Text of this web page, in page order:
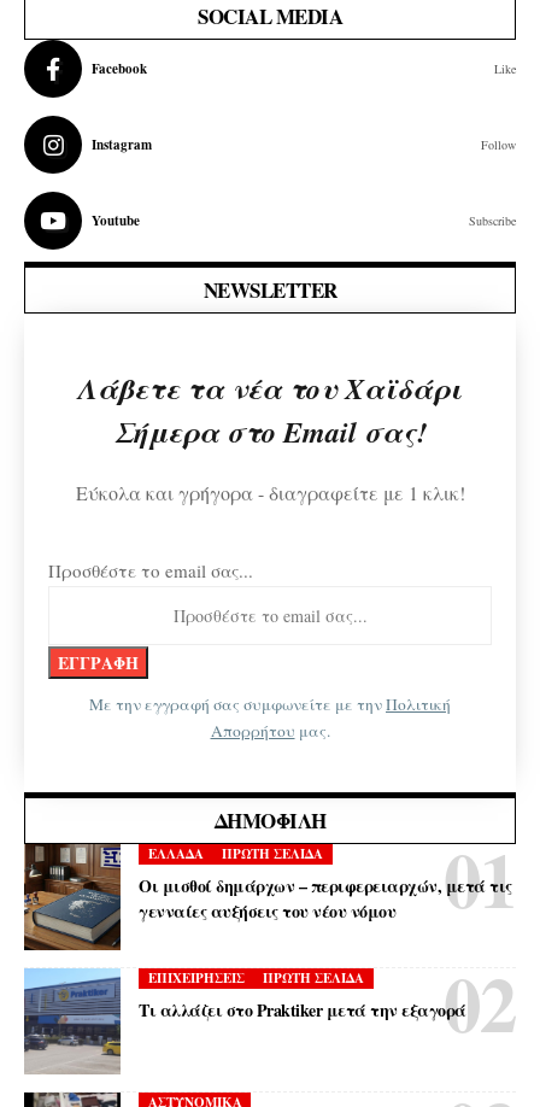
SOCIAL MEDIA
Facebook Like
Instagram Follow
Youtube Subscribe
NEWSLETTER
Λάβετε τα νέα του Χαϊδάρι
Σήμερα στο Email σας!
Εύκολα και γρήγορα - διαγραφείτε με 1 κλικ!
Προσθέστε το email σας...
Με την εγγραφή σας συμφωνείτε με τηνΠολιτική
Απορρήτου μας.
ΔΗΜΟΦΙΛΉ
ΕΛΛΑΔΑ ΠΡΩΤΗ ΣΕΛΙΔΑ
Οι μισθοί δημάρχων – περιφερειαρχών, μετά τις
γενναίες αυξήσεις του νέου νόμου
ΕΠΙΧΕΙΡΗΣΕΙΣ ΠΡΩΤΗ ΣΕΛΙΔΑ
Τι αλλάζει στο Praktiker μετά την εξαγορά
ΑΣΤΥΝΟΜΙΚΑ